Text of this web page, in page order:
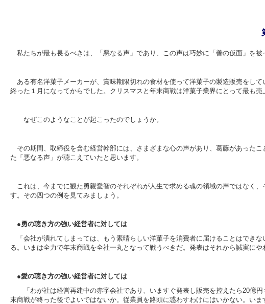
私たちが最も畏るべきは、「悪なる声」であり、この声は巧妙に「善の仮面」を
ある有名洋菓子メーカーが、賞味期限切れの食材を使って洋菓子の製造販売をし
終った１月になってからでした。クリスマスと年末商戦は洋菓子業界にとって最も売
なぜこのようなことが起こったのでしょうか。
その期間、取締役を含む経営幹部には、さまざまな心の声があり、葛藤があった
た「悪なる声」が聴こえていたと思います。
これは、今までに観た勇親愛智のそれぞれが人生で求める魂の領域の声ではなく
す。その四つの例を見てみましょう。
●勇の聴き方の強い経営者に対しては
「会社が潰れてしまっては、もう素晴らしい洋菓子を消費者に届けることはで
る。いまは全力で年末商戦を全社一丸となって戦うべきだ。発表はそれから誠実に
●愛の聴き方の強い経営者に対しては
「わが社は経営再建中の赤字会社であり、いますぐ発表し販売を控えたら20億
末商戦が終った後でよいではないか。従業員を路頭に惑わすわけにはいかない。い